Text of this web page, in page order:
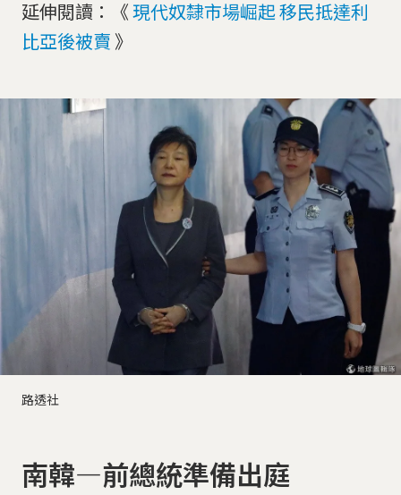
延伸閱讀：《現代奴隸市場崛起 移民抵達利
比亞後被賣 》
路透社
南韓—前總統準備出庭